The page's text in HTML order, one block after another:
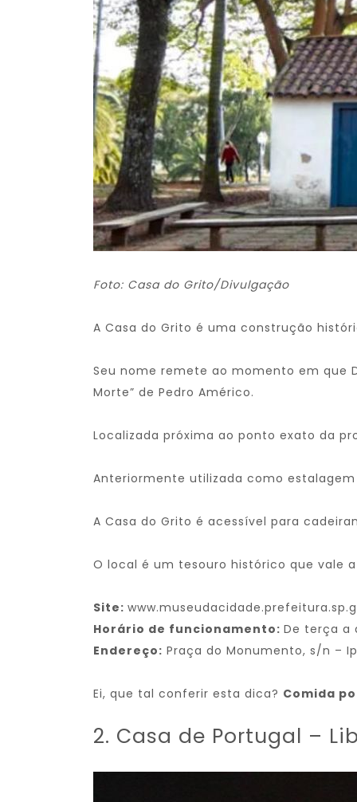
Foto: Casa do Grito/Divulgação
A Casa do Grito é uma construção
Seu nome remete ao momento em que
Morte” de Pedro Américo.
Localizada próxima ao ponto exato da
Anteriormente utilizada como
A Casa do Grito é acessível para
O local é um tesouro histórico que vale
Site:
Horário de funcionamento: De terça a
Endereço: Praça do Monumento, s/n –
Ei, que tal conferir esta dica? Comida
2. Casa de Portugal –